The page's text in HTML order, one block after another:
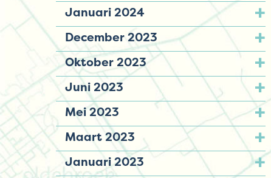
Januari 2024
December 2023
Oktober 2023
Juni 2023
Mei 2023
Maart 2023
Januari 2023